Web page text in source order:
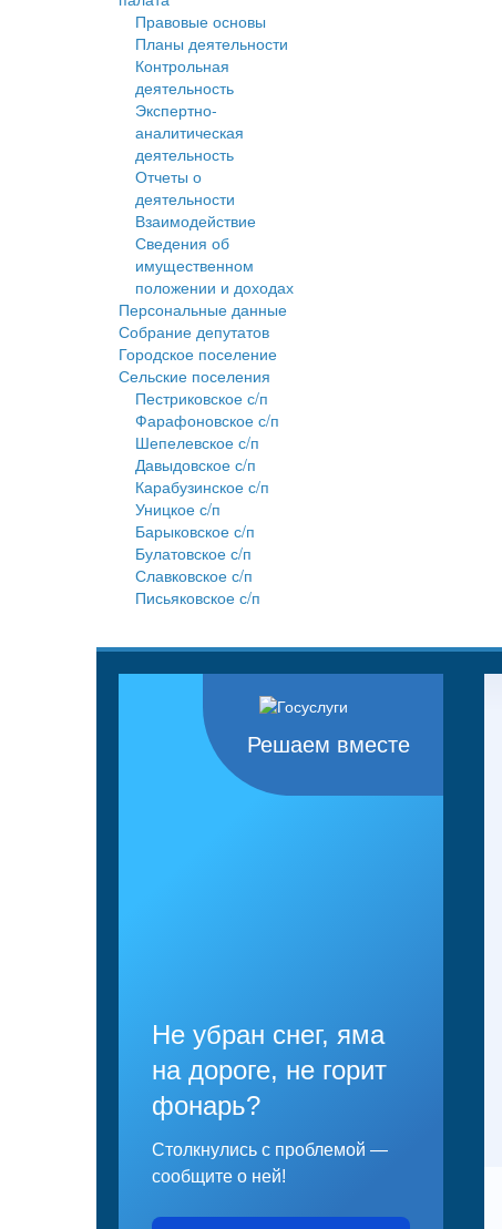
Правовые основы
Планы деятельности
Контрольная
деятельность
Экспертно-
аналитическая
деятельность
Отчеты о
деятельности
Взаимодействие
Сведения об
имущественном
положении и доходах
Персональные данные
Собрание депутатов
Городское поселение
Сельские поселения
Пестриковское с/п
Фарафоновское с/п
Шепелевское с/п
Давыдовское с/п
Карабузинское с/п
Уницкое с/п
Барыковское с/п
Булатовское с/п
Славковское с/п
Письяковское с/п
Решаем вместе
Не убран снег, яма
на дороге, не горит
фонарь?
Столкнулись с проблемой —
сообщите о ней!